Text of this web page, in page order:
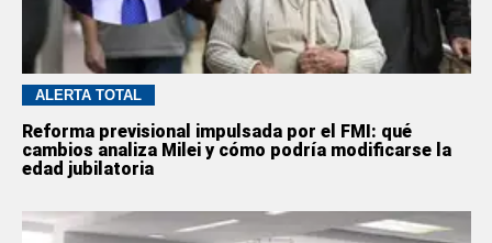
ALERTA TOTAL
Reforma previsional impulsada por el FMI: qué
cambios analiza Milei y cómo podría modificarse la
edad jubilatoria